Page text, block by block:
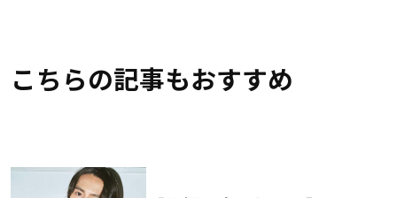
こちらの記事もおすすめ